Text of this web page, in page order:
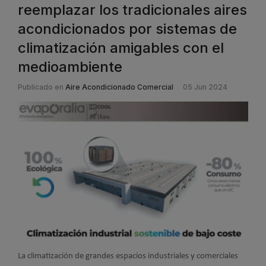
reemplazar los tradicionales aires
acondicionados por sistemas de
climatización amigables con el
medioambiente
Publicado en Aire Acondicionado Comercial 05 Jun 2024
La climatización de grandes espacios industriales y comerciales